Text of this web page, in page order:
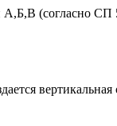
(согласно